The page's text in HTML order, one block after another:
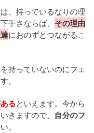
、持っているなりの理
手さならば、 その理由
におのずとつながるこ
持っていないのにフェ
。
るといえます。今から
きますので、 自分のフ
。